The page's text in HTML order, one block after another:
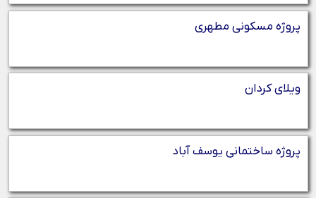
پروژه مسکونی مطهری
ویلای کردان
پروژه ساختمانی یوسف آباد